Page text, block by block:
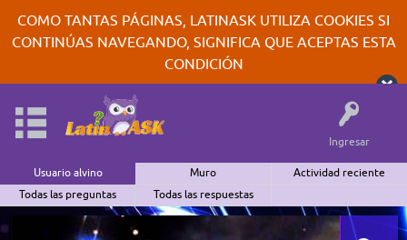
COMO TANTAS PÁGINAS, LATINASK UTILIZA COOKIES SI
CONTINÚAS NAVEGANDO, SIGNIFICA QUE ACEPTAS ESTA
CONDICIÓN
Ingresar
Usuario alvino Muro
Actividad reciente
Todas las preguntas
Todas las respuestas